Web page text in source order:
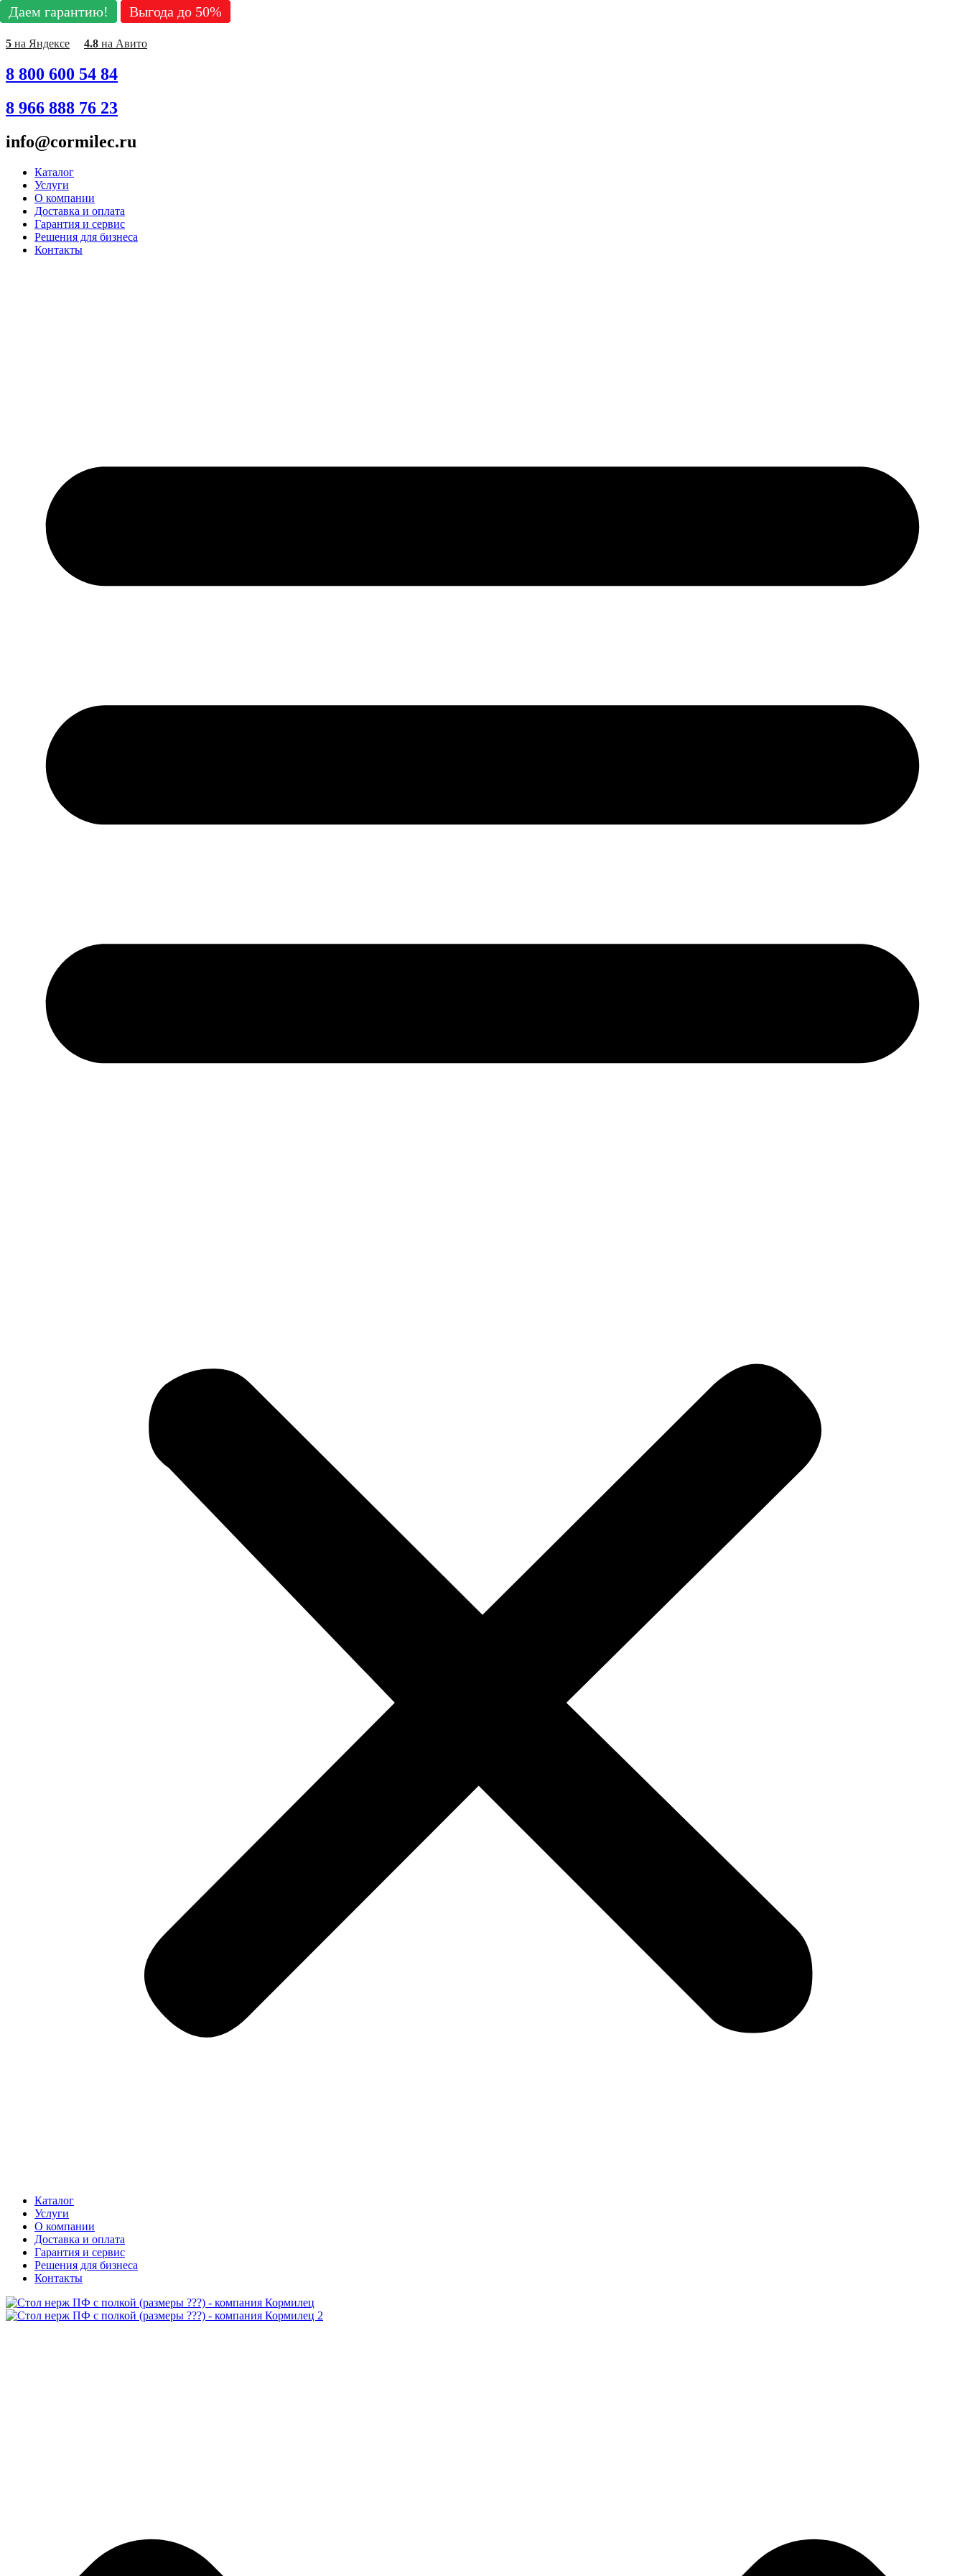
Перейти
к
содержимому
5 на Яндексе 4.8 на Авито
8 800 600 54 84
8 966 888 76 23
info@cormilec.ru
Каталог
Услуги
О компании
Доставка и оплата
Гарантия и сервис
Решения для бизнеса
Контакты
Каталог
Услуги
О компании
Доставка и оплата
Гарантия и сервис
Решения для бизнеса
Контакты
Даем гарантию! Выгода до 50%
Даем гарантию! Выгода до 50%
Даем гарантию! Выгода до 50%
Даем гарантию! Выгода до 50%
Даем гарантию! Выгода до 50%
Даем гарантию! Выгода до 50%
Даем гарантию! Выгода до 50%
Даем гарантию! Выгода до 50%
Даем гарантию! Выгода до 50%